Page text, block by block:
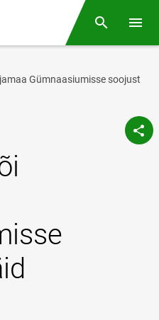
Otsing
Gümnaasiumisse soojust